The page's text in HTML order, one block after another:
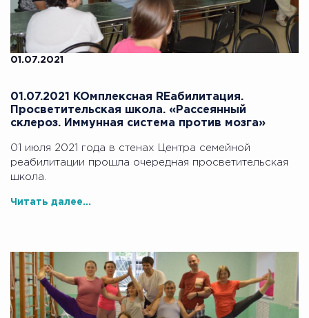
01.07.2021
01.07.2021 KOмплексная REабилитация.
Просветительская школа. «Рассеянный
склероз. Иммунная система против мозга»
01 июля 2021 года в стенах Центра семейной
реабилитации прошла очередная просветительская
школа.
Читать далее...